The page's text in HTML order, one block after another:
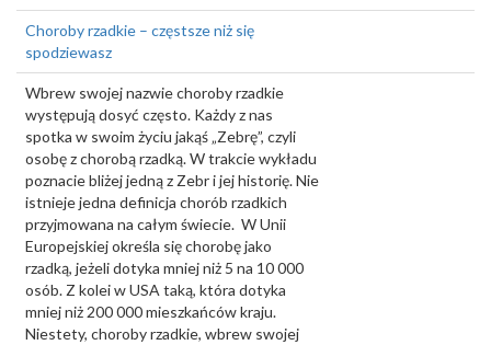
Choroby rzadkie – częstsze niż się
spodziewasz
Wbrew swojej nazwie choroby rzadkie
występują dosyć często. Każdy z nas
spotka w swoim życiu jakąś „Zebrę”, czyli
osobę z chorobą rzadką. W trakcie wykładu
poznacie bliżej jedną z Zebr i jej historię. Nie
istnieje jedna definicja chorób rzadkich
przyjmowana na całym świecie. W Unii
Europejskiej określa się chorobę jako
rzadką, jeżeli dotyka mniej niż 5 na 10 000
osób. Z kolei w USA taką, która dotyka
mniej niż 200 000 mieszkańców kraju.
Niestety, choroby rzadkie, wbrew swojej